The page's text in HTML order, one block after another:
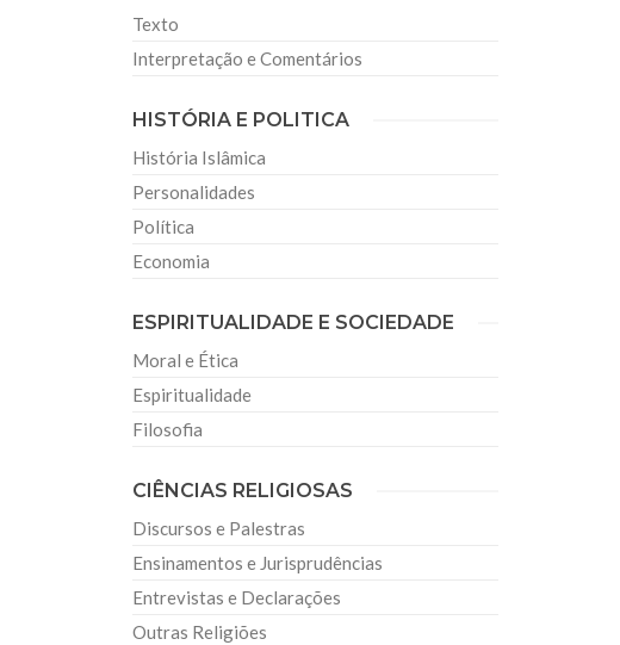
Texto
Interpretação e Comentários
HISTÓRIA E POLITICA
História Islâmica
Personalidades
Política
Economia
ESPIRITUALIDADE E SOCIEDADE
Moral e Ética
Espiritualidade
Filosofia
CIÊNCIAS RELIGIOSAS
Discursos e Palestras
Ensinamentos e Jurisprudências
Entrevistas e Declarações
Outras Religiões